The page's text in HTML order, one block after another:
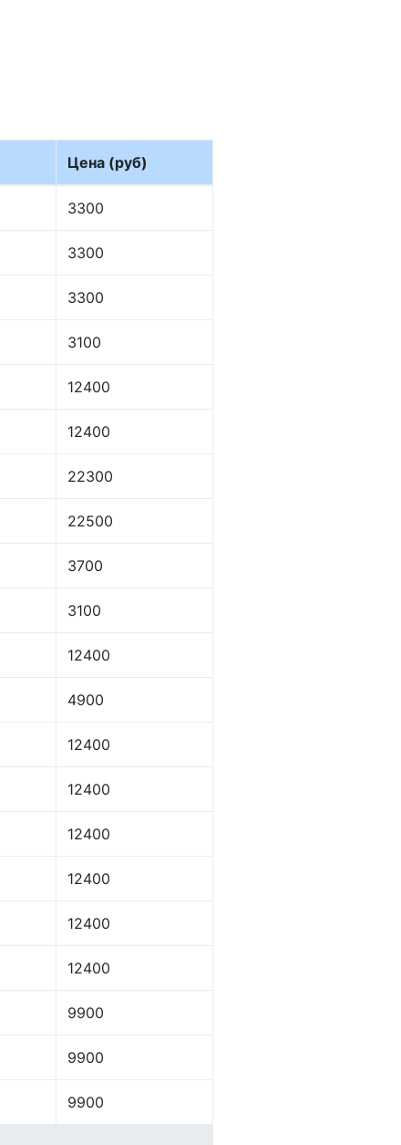
Цена (руб)
3300
3300
3300
3100
12400
12400
22300
22500
3700
3100
12400
4900
12400
12400
12400
12400
12400
12400
9900
9900
9900